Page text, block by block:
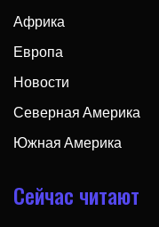
Африка
Европа
Новости
Северная Америка
Южная Америка
Сейчас читают